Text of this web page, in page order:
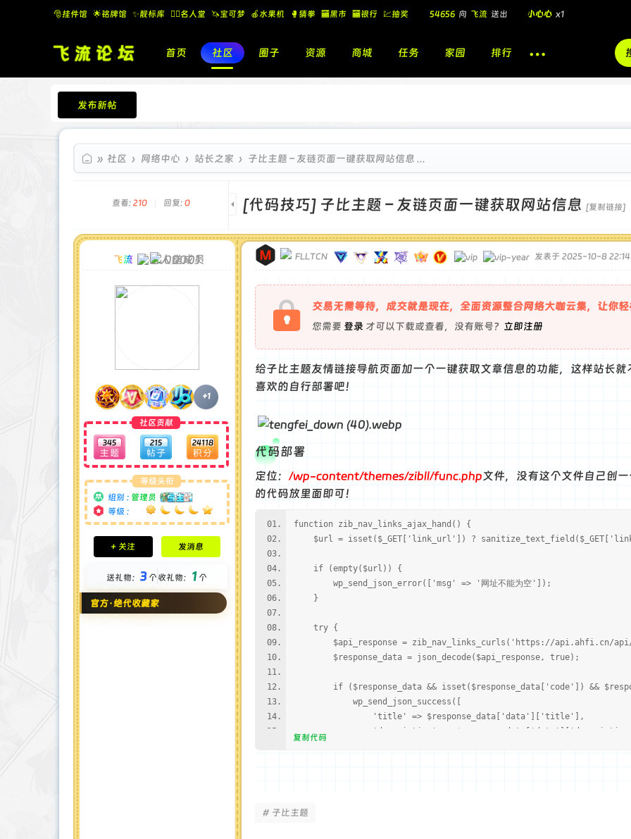
🎅挂件馆 🌟铭牌馆 ✨️靓标库 🧚‍♂️名人堂 🦄宝可梦 🍎水果机 🥊猜拳 🏧黑市 🏧银行 💹抽奖 54656 向 飞流 送出 小心心 x1
飞流 向 北 酷盖墨镜
首页 社区 圈子 资源 商城 任务 家园 排行
发布新帖
飞流论坛
» 社区 › 网络中心 › 站长之家 › 子比主题 – 友链页面一键获取网站信息 ...
查看: 210 回复: 0 [代码技巧] 子比主题 – 友链页面一键获取网站信息 [复制链接]
飞流 00001
+1
社区贡献
345 215 24118
等级头衔
组别 : 管理员
等级 :
积分成就
钻石 : 185 颗
金币 : 4 枚
在线时间 : 1951 小时
注册时间 : 2024-11-22
最后登录 : 2026-8-4
+ 关注 发消息
送礼物： 3个收礼物： 1 个
官方·绝代收藏家
FLLTCN 发表于 2025-10-8
交易无需等待，成交就是现在，全面资源整合网络大咖云集，让你轻
您需要 登录 才可以下载或查看，没有账号？ 立即注册
给子比主题友情链接导航页面加一个一键获取文章信息的功能，这样站长就
喜欢的自行部署吧！
代码部署
定位： /wp-content/themes/zibll/func.php文件，没有这个文件自己创
的代码放里面即可！
function zib_nav_links_ajax_hand() {
$url = isset($_GET['link_url']) ?
if (empty($url)) {
wp_send_json_error(['msg' => '网址不能为空']);
}
try {
$api_response = zib_nav_links_curls('https://api.ahfi.cn/api/
$response_data = json_decode($api_response, true);
if ($response_data && isset($response_data['code']) &&
wp_send_json_success([
'title' => $response_data['data']['title'],
'description' =>
复制代码
# 子比主题